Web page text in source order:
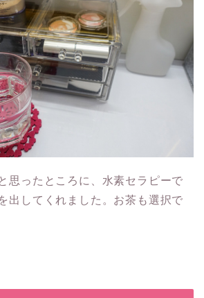
思ったところに、水素セラピーで
出してくれました。お茶も選択で